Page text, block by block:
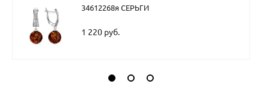
34612268я СЕРЬГИ
1 220 руб.